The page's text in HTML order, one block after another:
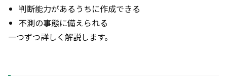
判断能力があるうちに作成できる
不測の事態に備えられる
一つずつ詳しく解説します。